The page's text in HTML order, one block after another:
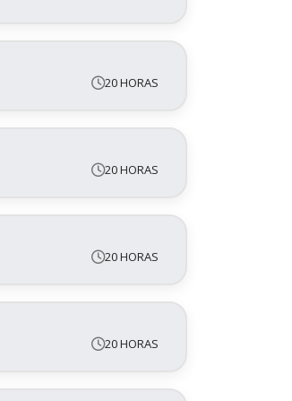
20 HORAS
20 HORAS
20 HORAS
20 HORAS